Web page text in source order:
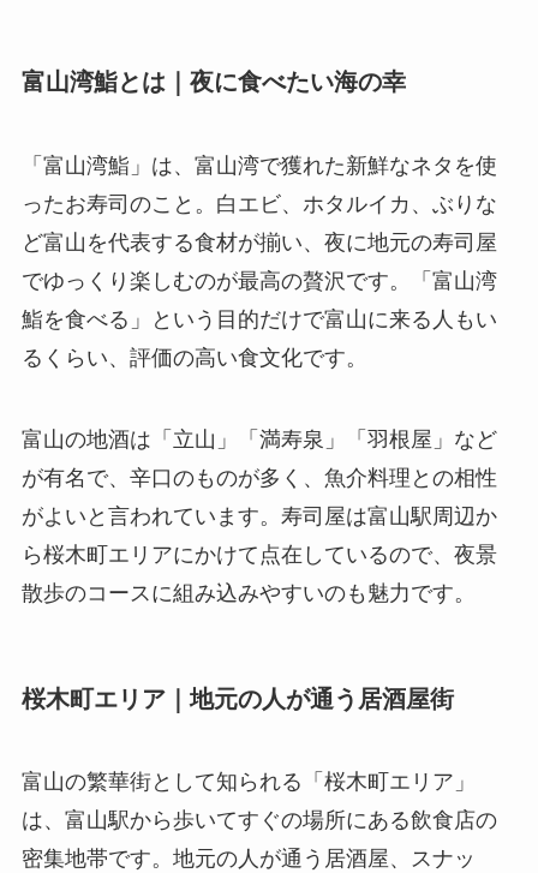
富山湾鮨とは｜夜に食べたい海の幸
「富山湾鮨」は、富山湾で獲れた新鮮なネタを使
ったお寿司のこと。白エビ、ホタルイカ、ぶりな
ど富山を代表する食材が揃い、夜に地元の寿司屋
でゆっくり楽しむのが最高の贅沢です。「富山湾
鮨を食べる」という目的だけで富山に来る人もい
るくらい、評価の高い食文化です。
富山の地酒は「立山」「満寿泉」「羽根屋」など
が有名で、辛口のものが多く、魚介料理との相性
がよいと言われています。寿司屋は富山駅周辺か
ら桜木町エリアにかけて点在しているので、夜景
散歩のコースに組み込みやすいのも魅力です。
桜木町エリア｜地元の人が通う居酒屋街
富山の繁華街として知られる「桜木町エリア」
は、富山駅から歩いてすぐの場所にある飲食店の
密集地帯です。地元の人が通う居酒屋、スナッ